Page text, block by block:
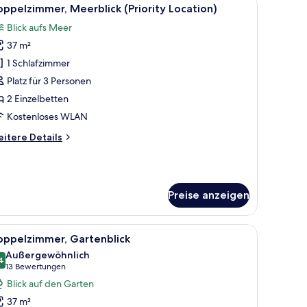
7 Meerblick (Priority Location)
Blick aufs Meer
37 m²
1 Schlafzimmer
Platz für 3 Personen
2 Einzelbetten
Kostenloses WLAN
Details
Preise anzeigen
Tisch, umgeben von Säulen und freiem Blick auf ein Gebäude im
Eine Terrasse mit zwei Stühlen und einem
5 Gartenblick
von 10
Außergewöhnlich
13 Bewertungen
(13
Bewertungen)
Blick auf den Garten
37 m²